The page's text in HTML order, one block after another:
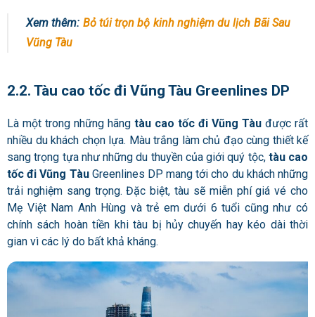
Xem thêm: Bỏ túi trọn bộ kinh nghiệm du lịch Bãi Sau
Vũng Tàu
2.2. Tàu cao tốc đi Vũng Tàu Greenlines DP
Là một trong những hãng tàu cao tốc đi Vũng Tàu được rất
nhiều du khách chọn lựa. Màu trắng làm chủ đạo cùng thiết kế
sang trọng tựa như những du thuyền của giới quý tộc, tàu cao
tốc đi Vũng TàuGreenlines DP mang tới cho du khách những
trải nghiệm sang trọng. Đặc biệt, tàu sẽ miễn phí giá vé cho
Mẹ Việt Nam Anh Hùng và trẻ em dưới 6 tuổi cũng như có
chính sách hoàn tiền khi tàu bị hủy chuyến hay kéo dài thời
gian vì các lý do bất khả kháng.